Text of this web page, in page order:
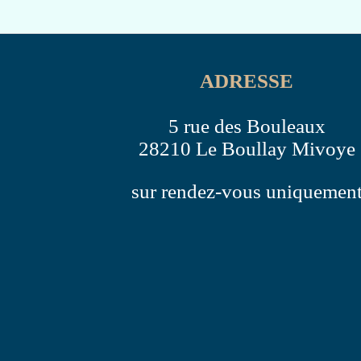
ADRESSE
5 rue des Bouleaux
28210 Le Boullay Mivoye
sur rendez-vous